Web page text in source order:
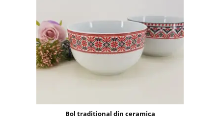
Bol traditional din ceramica